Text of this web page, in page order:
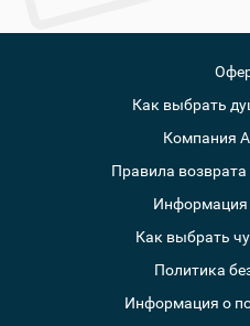
Как выбрать
Компания
Правила
Информация
Как выбрать
Политика
Информация о